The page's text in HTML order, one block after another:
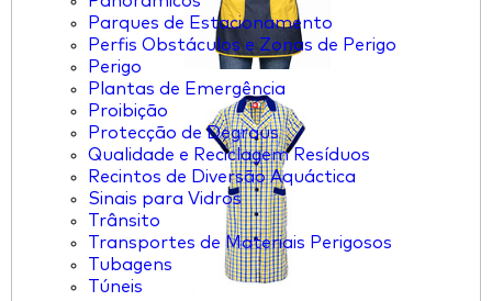
Parques de Estacionamento
Perfis Obstáculos e Zonas de Perigo
Perigo
Plantas de Emergência
Proibição
Protecção de Degraus
Qualidade e Reciclagem Resíduos
Recintos de Diversão Aquáctica
Sinais para Vidros
Trânsito
Transportes de Materiais Perigosos
Tubagens
Túneis